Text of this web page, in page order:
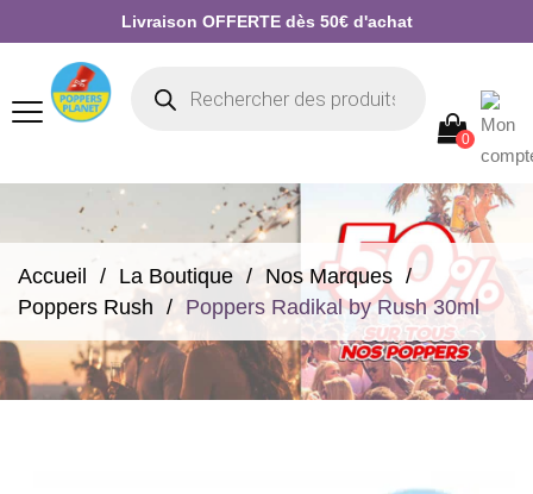
Livraison OFFERTE dès 50€ d'achat
0
Accueil La Boutique
Nos Marques
Poppers Rush
Poppers Radikal by Rush 30ml